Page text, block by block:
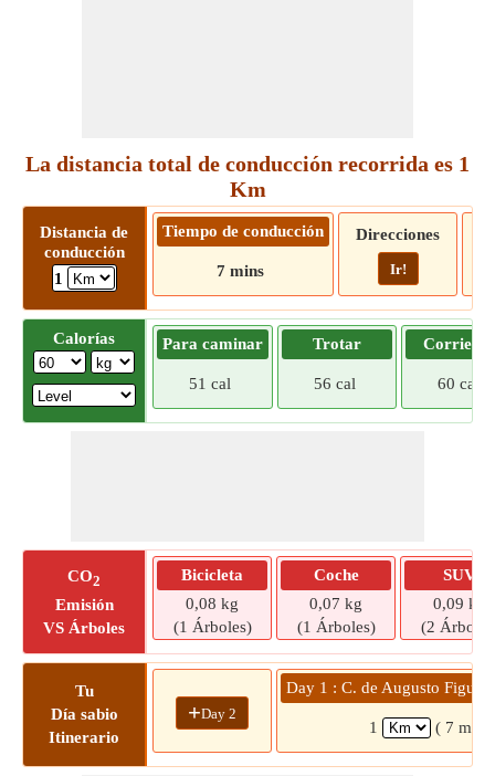
La distancia total de conducción recorrida es 1
Km
Distancia de
conducción
1
Tiempo de conducción
7 mins
Direcciones
Ir!
Calorías Para caminar
51 cal
Trotar
56 cal 60 cal
CO2
Emisión
VS Árboles
Bicicleta
0,08 kg
(1 Árboles)
Coche
0,07 kg
(1 Árboles)
SUV
0,09 kg
(2
Tu
Día sabio
Itinerario
+Day 2
Day 1 : C. de Augusto
1 ( 7